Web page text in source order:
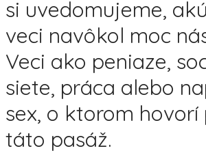
si uvedomujeme,
veci navôkol moc
Veci ako peniaze,
siete, práca alebo
sex, o ktorom hovorí
táto pasáž.